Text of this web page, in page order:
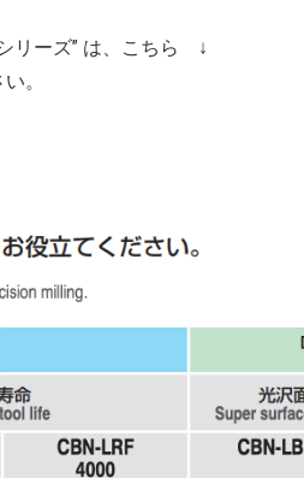
リーズ” は、こちら ↓
。